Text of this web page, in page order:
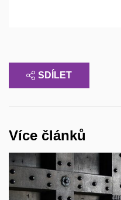
SDÍLET
Více článků